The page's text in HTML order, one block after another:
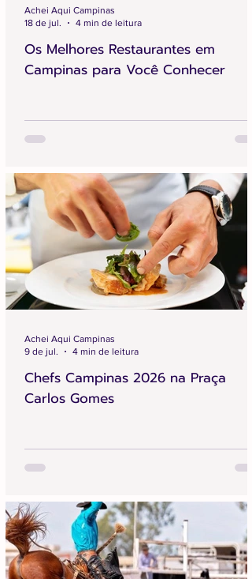
Os Melhores Restaurantes em
Campinas para Você Conhecer
Achei Aqui Campinas
18 de jul.
4 min de leitura
Chefs Campinas 2026 na Praça
Carlos Gomes
Achei Aqui Campinas
9 de jul.
4 min de leitura